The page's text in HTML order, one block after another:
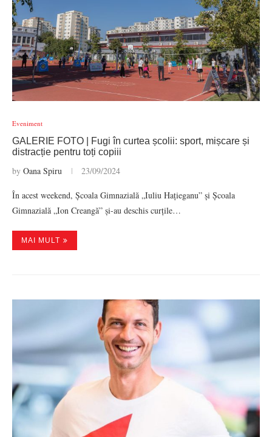
Eveniment
GALERIE FOTO | Fugi în curtea școlii: sport, mișcare și
distracție pentru toți copiii
by Oana Spiru 23/09/2024
În acest weekend, Școala Gimnazială „Iuliu Hațieganu” și Școala
Gimnazială „Ion Creangă” și-au deschis curțile…
MAI MULT